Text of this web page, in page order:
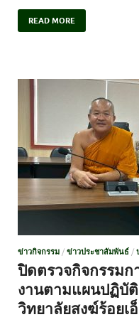
READ MORE
ข่าวกิจกรรม / ข่าวประชาสัมพันธ์ /
ปิดตรวจกิจกรรมก
งานตามแผนปฏิบั
วิทยาลัยสงฆ์ร้อยเ